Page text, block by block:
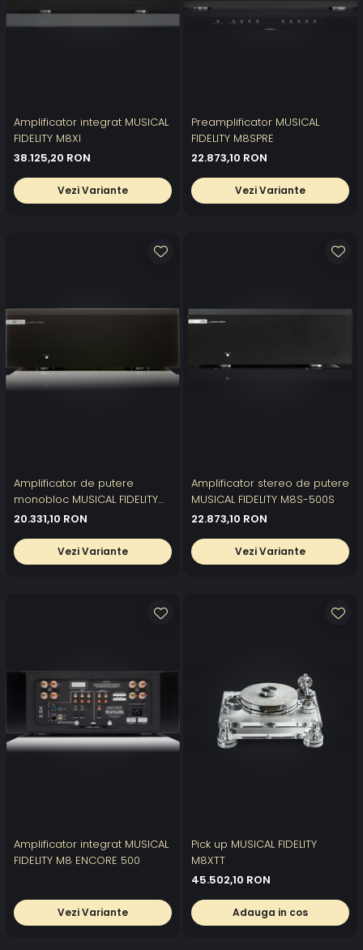
Amplificator integrat MUSICAL
FIDELITY M8XI
38.125,20 RON
Vezi Variante
Preamplificator MUSICAL
FIDELITY M8SPRE
22.873,10 RON
Vezi Variante
Amplificator de putere
monobloc MUSICAL FIDELITY
M8S-700M
20.331,10 RON
Vezi Variante
Amplificator stereo de putere
MUSICAL FIDELITY M8S-500S
22.873,10 RON
Vezi Variante
Amplificator integrat MUSICAL
FIDELITY M8 ENCORE 500
Vezi Variante
Pick up MUSICAL FIDELITY
M8XTT
45.502,10 RON
Adauga in cos